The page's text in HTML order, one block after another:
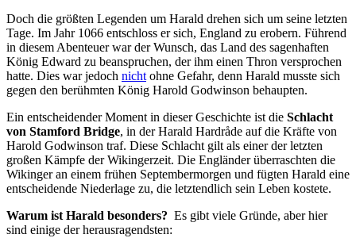
Doch ‌die größten Legenden um Harald drehen sich um seine letzten
Tage. Im Jahr 1066 entschloss er sich, England zu erobern. Führend
in diesem Abenteuer war der Wunsch, das Land des sagenhaften
König Edward zu beanspruchen, der ihm einen Thron versprochen
hatte. Dies war jedoch nichtohne ⁢Gefahr, denn ​Harald musste sich
gegen den berühmten ⁣König Harold Godwinson behaupten.
Ein entscheidender ⁣Moment in dieser Geschichte‍ ist die Schlacht
von Stamford Bridge, in der Harald Hardråde ‍auf die Kräfte von
Harold Godwinson traf. Diese Schlacht gilt als einer der letzten
großen Kämpfe der Wikingerzeit. Die Engländer überraschten die
Wikinger ‌an ​einem‍ frühen Septembermorgen und fügten Harald eine
entscheidende Niederlage zu, die letztendlich ⁢sein Leben ‌kostete.
Warum ist Harald besonders? ‍ Es gibt viele Gründe, aber hier
sind einige der herausragendsten: